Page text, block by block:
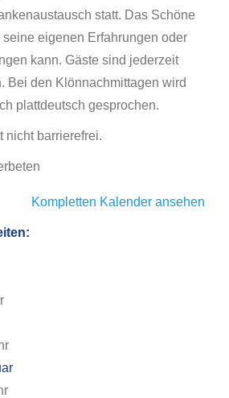
statt. Das Schöne
eigenen Erfahrungen oder
kann. Gäste sind jederzeit
Bei den Klönnachmittagen wird
plattdeutsch gesprochen.
nicht barrierefrei.
Kompletten Kalender ansehen